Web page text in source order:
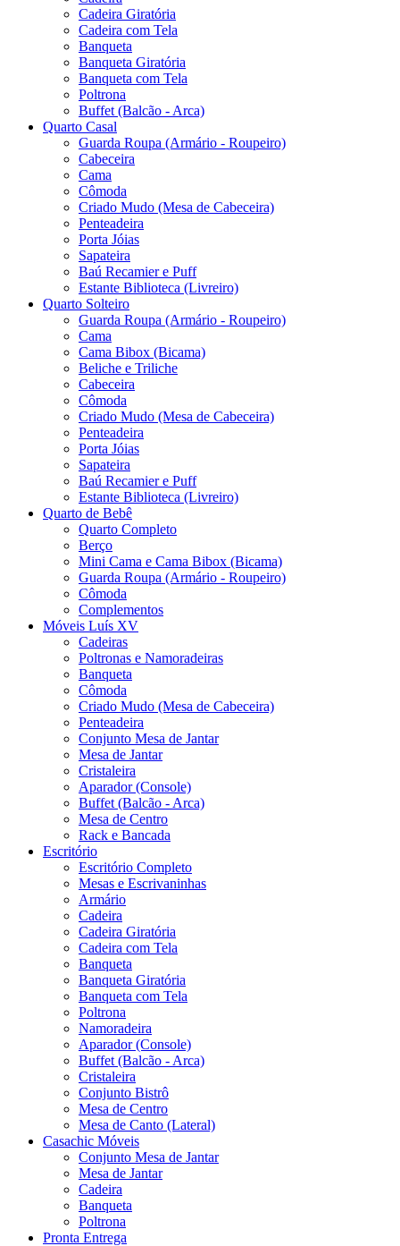
Cadeira Giratória
Cadeira com Tela
Banqueta
Banqueta Giratória
Banqueta com Tela
Poltrona
Buffet (Balcão - Arca)
Quarto Casal
Guarda Roupa (Armário - Roupeiro)
Cabeceira
Cama
Cômoda
Criado Mudo (Mesa de Cabeceira)
Penteadeira
Porta Jóias
Sapateira
Baú Recamier e Puff
Estante Biblioteca (Livreiro)
Quarto Solteiro
Guarda Roupa (Armário - Roupeiro)
Cama
Cama Bibox (Bicama)
Beliche e Triliche
Cabeceira
Cômoda
Criado Mudo (Mesa de Cabeceira)
Penteadeira
Porta Jóias
Sapateira
Baú Recamier e Puff
Estante Biblioteca (Livreiro)
Quarto de Bebê
Quarto Completo
Berço
Mini Cama e Cama Bibox (Bicama)
Guarda Roupa (Armário - Roupeiro)
Cômoda
Complementos
Móveis Luís XV
Cadeiras
Poltronas e Namoradeiras
Banqueta
Cômoda
Criado Mudo (Mesa de Cabeceira)
Penteadeira
Conjunto Mesa de Jantar
Mesa de Jantar
Cristaleira
Aparador (Console)
Buffet (Balcão - Arca)
Mesa de Centro
Rack e Bancada
Escritório
Escritório Completo
Mesas e Escrivaninhas
Armário
Cadeira
Cadeira Giratória
Cadeira com Tela
Banqueta
Banqueta Giratória
Banqueta com Tela
Poltrona
Namoradeira
Aparador (Console)
Buffet (Balcão - Arca)
Cristaleira
Conjunto Bistrô
Mesa de Centro
Mesa de Canto (Lateral)
Casachic Móveis
Conjunto Mesa de Jantar
Mesa de Jantar
Cadeira
Banqueta
Poltrona
Pronta Entrega